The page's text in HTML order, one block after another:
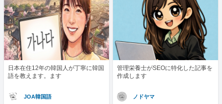
日本在住12年の韓国人が丁寧に韓国
語を教えます。ます
JOA韓国語
管理栄養士がSEOに特化した記事を
作成します
ノドヤマ